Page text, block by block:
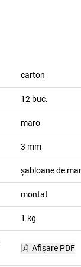
carton
12 buc.
maro
3 mm
șabloane de
montat
1 kg
Afişare PDF